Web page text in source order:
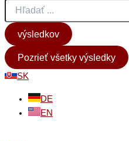
výsledkov
Pozrieť všetky výsledky
SK
DE
EN